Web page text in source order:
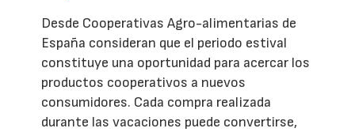
Desde Cooperativas Agro-alimentarias de
España consideran que el periodo estival
constituye una oportunidad para acercar los
productos cooperativos a nuevos
consumidores. Cada compra realizada
durante las vacaciones puede convertirse,